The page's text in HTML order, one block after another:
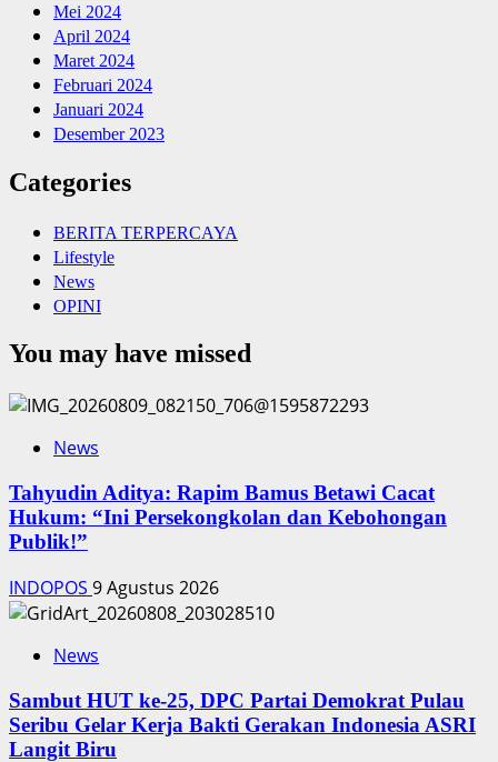
Mei 2024
April 2024
Maret 2024
Februari 2024
Januari 2024
Desember 2023
Categories
BERITA TERPERCAYA
Lifestyle
News
OPINI
You may have missed
News
‎Tahyudin Aditya: Rapim Bamus Betawi Cacat
Hukum: “Ini Persekongkolan dan Kebohongan
Publik!”
INDOPOS 9 Agustus 2026
News
‎Sambut HUT ke-25, DPC Partai Demokrat Pulau
Seribu Gelar Kerja Bakti Gerakan Indonesia ASRI
Langit Biru